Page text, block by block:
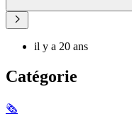
il y a 20 ans
Catégorie
🗞